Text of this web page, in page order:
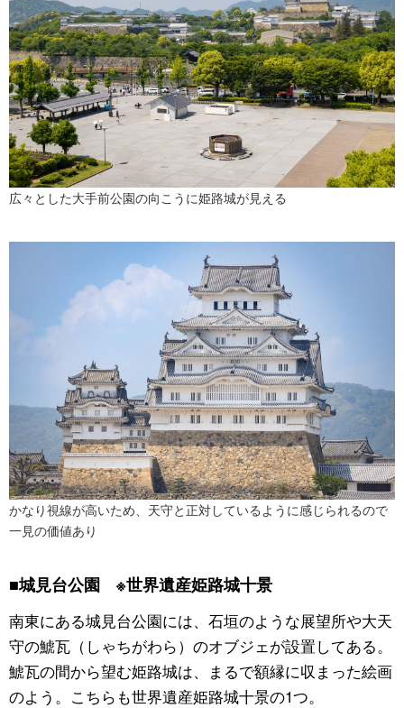
広々とした大手前公園の向こうに姫路城が見える
かなり視線が高いため、天守と正対しているように感じられるので
一見の価値あり
■城見台公園 ※世界遺産姫路城十景
南東にある城見台公園には、石垣のような展望所や大天
守の鯱瓦（しゃちがわら）のオブジェが設置してある。
鯱瓦の間から望む姫路城は、まるで額縁に収まった絵画
のよう。こちらも世界遺産姫路城十景の1つ。